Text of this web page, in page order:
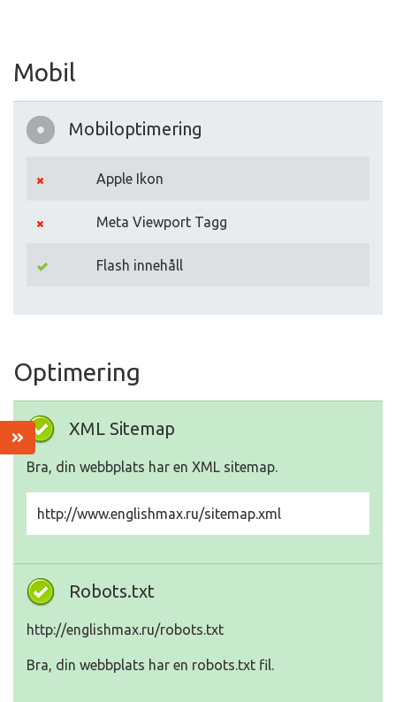
Mobil
Mobiloptimering
Apple Ikon
Meta Viewport Tagg
Flash innehåll
Optimering
XML Sitemap
Bra, din webbplats har en XML sitemap.
http://www.englishmax.ru/sitemap.xml
Robots.txt
http://englishmax.ru/robots.txt
Bra, din webbplats har en robots.txt fil.